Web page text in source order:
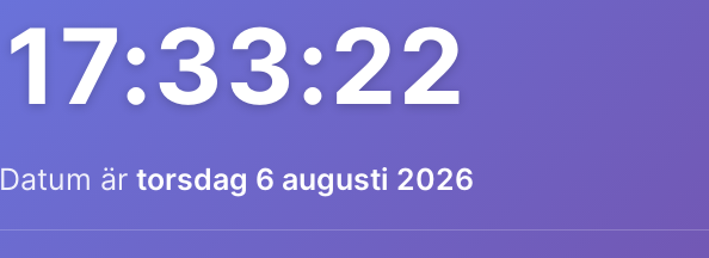
17:33:22
Datum är torsdag 6 augusti 2026